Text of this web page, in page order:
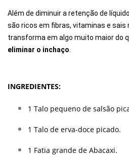
Além de diminuir a retenção de
são ricos em fibras, vitaminas e sais
transforma em algo muito maior do
eliminar o inchaço
INGREDIENTES:
1 Talo pequeno de salsão
1 Talo de erva-doce picado.
1 Fatia grande de Abacaxi.